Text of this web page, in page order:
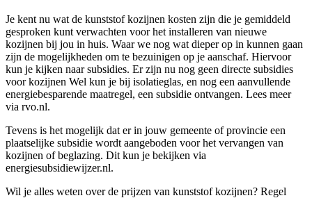
Je kent nu wat de kunststof kozijnen kosten zijn die je gemiddeld
gesproken kunt verwachten voor het installeren van nieuwe
kozijnen bij jou in huis. Waar we nog wat dieper op in kunnen gaan
zijn de mogelijkheden om te bezuinigen op je aanschaf. Hiervoor
kun je kijken naar subsidies. Er zijn nu nog geen directe subsidies
voor kozijnen Wel kun je bij isolatieglas, en nog een aanvullende
energiebesparende maatregel, een subsidie ontvangen. Lees meer
via rvo.nl.
Tevens is het mogelijk dat er in jouw gemeente of provincie een
plaatselijke subsidie wordt aangeboden voor het vervangen van
kozijnen of beglazing. Dit kun je bekijken via
energiesubsidiewijzer.nl.
Wil je alles weten over de prijzen van kunststof kozijnen? Regel